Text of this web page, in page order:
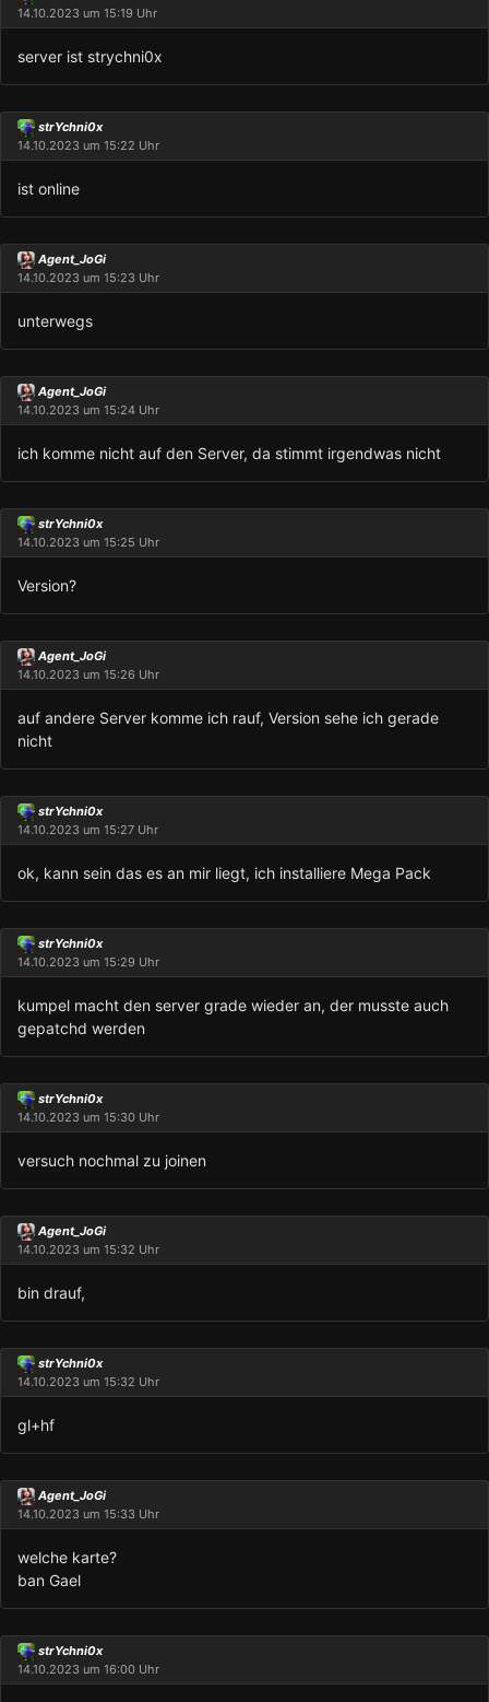
14.10.2023 um 15:19 Uhr
server ist strychni0x
strYchni0x
14.10.2023 um 15:22 Uhr
ist online
Agent_JoGi
14.10.2023 um 15:23 Uhr
unterwegs
Agent_JoGi
14.10.2023 um 15:24 Uhr
ich komme nicht auf den Server, da stimmt irgendwas nicht
strYchni0x
14.10.2023 um 15:25 Uhr
Version?
Agent_JoGi
14.10.2023 um 15:26 Uhr
auf andere Server komme ich rauf, Version sehe ich gerade
nicht
strYchni0x
14.10.2023 um 15:27 Uhr
ok, kann sein das es an mir liegt, ich installiere Mega Pack
strYchni0x
14.10.2023 um 15:29 Uhr
kumpel macht den server grade wieder an, der musste auch
gepatchd werden
strYchni0x
14.10.2023 um 15:30 Uhr
versuch nochmal zu joinen
Agent_JoGi
14.10.2023 um 15:32 Uhr
bin drauf,
strYchni0x
14.10.2023 um 15:32 Uhr
gl+hf
Agent_JoGi
14.10.2023 um 15:33 Uhr
welche karte?
ban Gael
strYchni0x
14.10.2023 um 16:00 Uhr